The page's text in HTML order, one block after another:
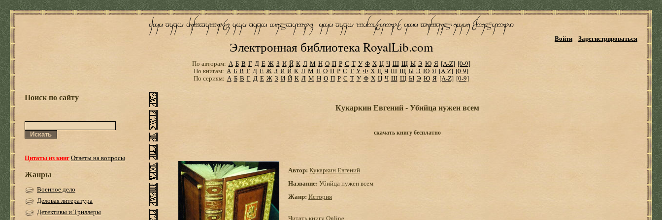
Электронная библиотека RoyalLib.com
Войти Зарегистрироваться
По авторам: А Б В Г Д Е Ж З И Й К Л М Н О П Р С Т У Ф Х Ц Ч Ш Щ Ы Э Ю Я [A-Z] [0-9]
По книгам: А Б В Г Д Е Ж З И Й К Л М Н О П Р С Т У Ф Х Ц Ч Ш Щ Ы Э Ю Я [A-Z] [0-9]
По сериям: А Б В Г Д Е Ж З И Й К Л М Н О П Р С Т У Ф Х Ц Ч Ш Щ Ы Э Ю Я [A-Z] [0-9]
Поиск по сайту
Цитаты из книгОтветы на вопросы
Жанры
Военное дело
Деловая литература
Детективы и Триллеры
Кукаркин Евгений - Убийца нужен всем
скачать книгу бесплатно
Автор: Кукаркин Евгений
Название: Убийца нужен всем
Жанр: История
Читать книгу Online